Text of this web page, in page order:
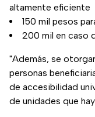
altamente eficiente
150 mil pesos
200 mil en caso
"Además, se
personas
de accesibilidad
de unidades que